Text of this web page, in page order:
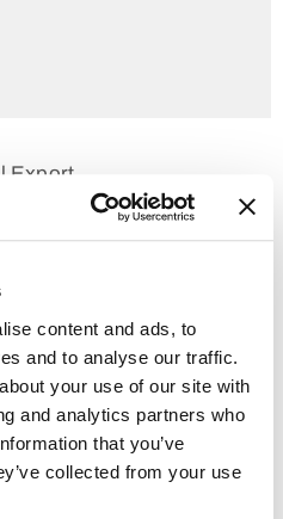
content and ads, to
and to analyse our traffic.
your use of our site with
and analytics partners who
that you’ve
collected from your use
Export
- 18:30